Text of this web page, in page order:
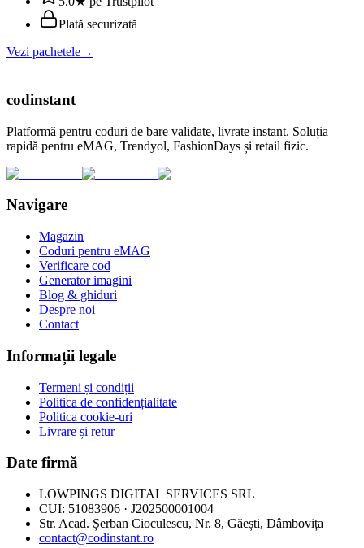
Plată securizată
Vezi pachetele→
codinstant
Platformă pentru coduri de bare validate, livrate instant. Soluția
rapidă pentru eMAG, Trendyol, FashionDays și retail fizic.
Navigare
Magazin
Coduri pentru eMAG
Verificare cod
Generator imagini
Blog & ghiduri
Despre noi
Contact
Informații legale
Termeni și condiții
Politica de confidențialitate
Politica cookie-uri
Livrare și retur
Date firmă
LOWPINGS DIGITAL SERVICES SRL
CUI: 51083906 · J202500001004
Str. Acad. Șerban Cioculescu, Nr. 8, Găești, Dâmbovița
contact@codinstant.ro